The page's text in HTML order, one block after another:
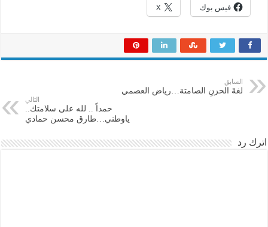
فيس بوك X
السابق
لغةَ الحزنِ الصامتة…رياض العصمي
التالي
حمداً .. لله على سلامتك..
ياوطني…طارق محسن حمادي
اترك رد